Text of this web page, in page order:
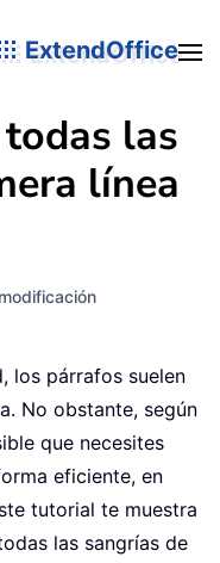
ExtendOffice
las
línea
los párrafos suelen
No obstante, según
que necesites
eficiente, en
tutorial te muestra
las sangrías de